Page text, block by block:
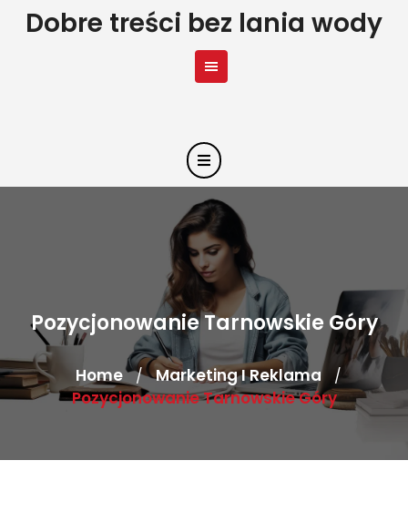
SkipDobre treści bez lania wody
Pozycjonowanie Tarnowskie Góry
Home / Marketing I Reklama /
Pozycjonowanie Tarnowskie Góry